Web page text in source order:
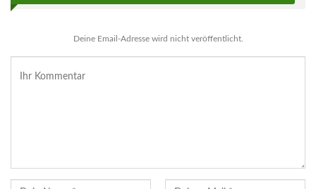
Deine Email-Adresse wird nicht veröffentlicht.